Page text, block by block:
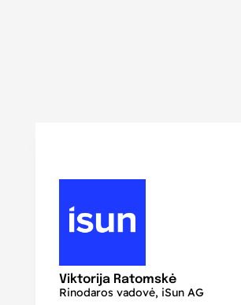
Viktorija Ratomskė
Rinodaros vadovė, iSun AG